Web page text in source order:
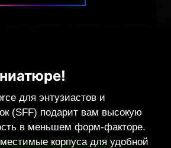
для энтузиастов и
(SFF) подарит вам высокую
в меньшем форм-факторе.
корпуса для удобной